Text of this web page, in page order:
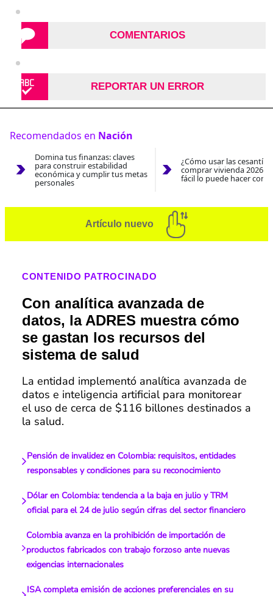
COMENTARIOS
REPORTAR UN ERROR
Recomendados en Nación
Domina tus finanzas: claves
para construir estabilidad
económica y cumplir tus metas
personales
¿Cómo usar las
comprar vivienda 2026?
fácil lo puede hacer con
Artículo nuevo
CONTENIDO PATROCINADO
Con analítica avanzada de
datos, la ADRES muestra cómo
se gastan los recursos del
sistema de salud
La entidad implementó analítica avanzada de
datos e inteligencia artificial para monitorear
el uso de cerca de $116 billones destinados a
la salud.
Pensión de invalidez en Colombia: requisitos, entidades
responsables y condiciones para su reconocimiento
Dólar en Colombia: tendencia a la baja en julio y TRM
oficial para el 24 de julio según cifras del sector financiero
Colombia avanza en la prohibición de importación de
productos fabricados con trabajo forzoso ante nuevas
exigencias internacionales
ISA completa emisión de acciones preferenciales en su